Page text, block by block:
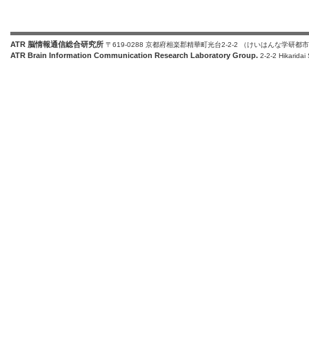
ATR 脳情報通信総合研究所 〒619-0288 京都府相楽郡精華町光台2-2-2 （けいはんな学研都
ATR Brain Information Communication Research Laboratory Group. 2-2-2 Hikaridai